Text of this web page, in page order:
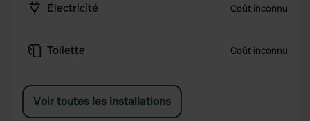
Électricité Coût inconnu
Toilette Coût inconnu
Voir toutes les installations